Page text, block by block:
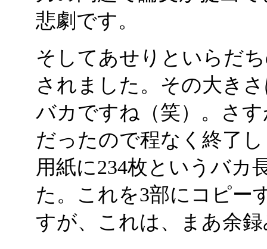
悲劇です。
そしてあせりといらだ
されました。その大き
バカですね（笑）。さ
だったので程なく終了
用紙に234枚というバカ
た。これを3部にコピー
すが、これは、まあ余